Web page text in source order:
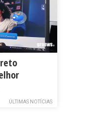
ÚLTIMAS NOTÍCIAS